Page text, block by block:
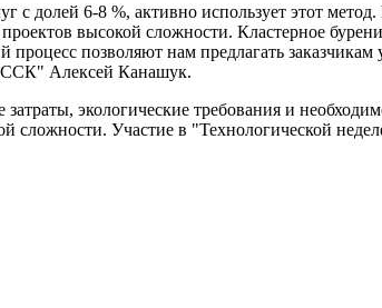
с долей 6-8 %, активно использует этот
высокой сложности. Кластерное
позволяют нам предлагать заказчикам
"ССК" Алексей Канашук.
экологические требования и
сложности. Участие в "Технологической